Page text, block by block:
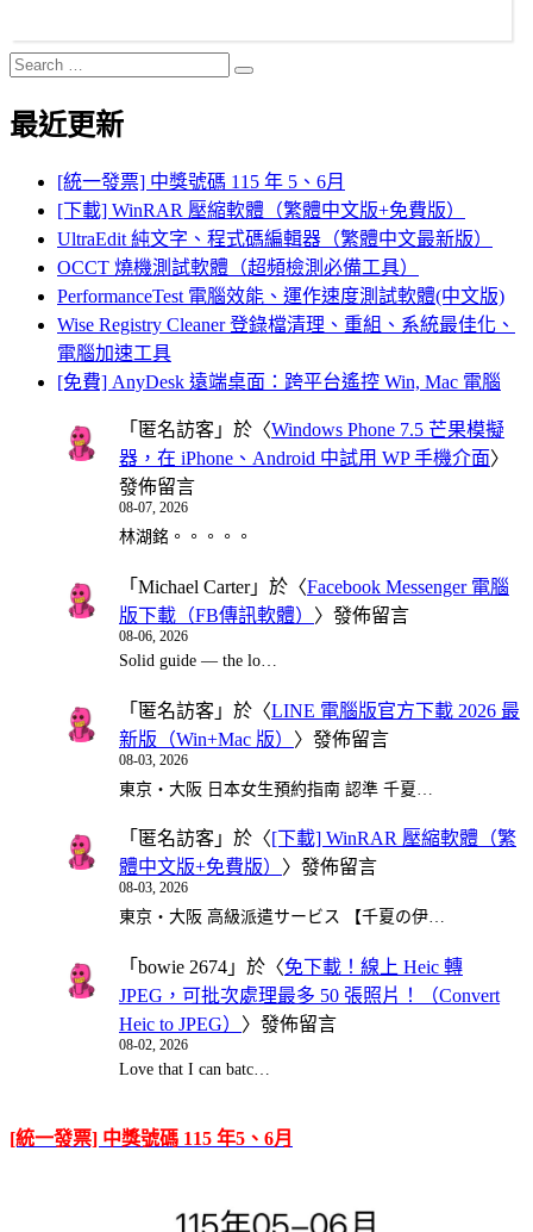
Search
for:
Search
最近更新
[統一發票] 中獎號碼 115 年 5、6月
[下載] WinRAR 壓縮軟體（繁體中文版+免費版）
UltraEdit 純文字、程式碼編輯器（繁體中文最新版）
OCCT 燒機測試軟體（超頻檢測必備工具）
PerformanceTest 電腦效能、運作速度測試軟體(中文版)
Wise Registry Cleaner 登錄檔清理、重組、系統最佳化、
電腦加速工具
[免費] AnyDesk 遠端桌面：跨平台遙控 Win, Mac 電腦
「 匿名訪客 」於〈Windows Phone 7.5 芒果模擬
器，在 iPhone、Android 中試用 WP 手機介面〉
發佈留言
08-07, 2026
林湖銘。。。。。
「 Michael Carter」於〈Facebook Messenger 電腦
版下載（FB傳訊軟體） 〉發佈留言
08-06, 2026
Solid guide — the lo…
「 匿名訪客 」於〈LINE 電腦版官方下載 2026 最
新版（Win+Mac 版） 〉發佈留言
08-03, 2026
東京・大阪 日本女生預約指南 認準 千夏…
「 匿名訪客 」於〈[下載] WinRAR 壓縮軟體（繁
體中文版+免費版） 〉發佈留言
08-03, 2026
東京・大阪 高級派遣サービス 【千夏の伊…
「 bowie 2674 」於〈免下載！線上 Heic 轉
JPEG，可批次處理最多 50 張照片！（Convert
Heic to JPEG） 〉發佈留言
08-02, 2026
Love that I can batc…
[統一發票] 中獎號碼 115 年5、6月